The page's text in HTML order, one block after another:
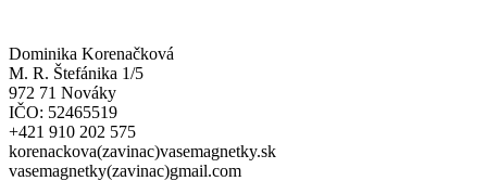
Dominika Korenačková
M. R. Štefánika 1/5
972 71 Nováky
IČO: 52465519
+421 910 202 575
korenackova(zavinac)vasemagnetky.sk
vasemagnetky(zavinac)gmail.com